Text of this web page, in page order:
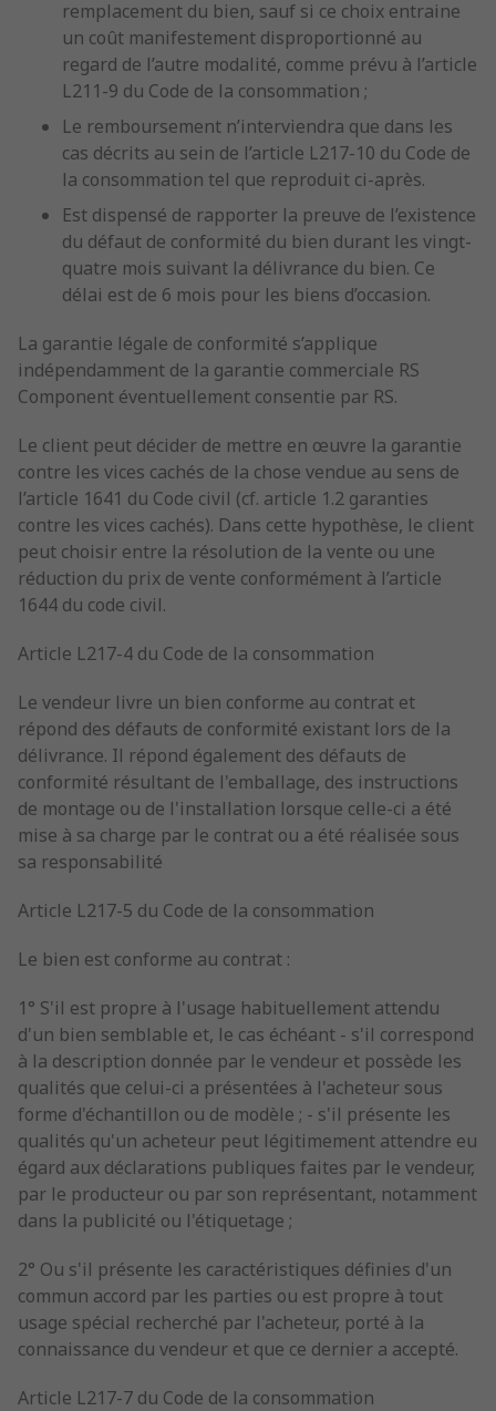
remplacement du bien, sauf si ce choix entraine
un coût manifestement disproportionné au
regard de l’autre modalité, comme prévu à l’article
L211-9 du Code de la consommation ;
Le remboursement n’interviendra que dans les
cas décrits au sein de l’article L217-10 du Code de
la consommation tel que reproduit ci-après.
Est dispensé de rapporter la preuve de l’existence
du défaut de conformité du bien durant les vingt-
quatre mois suivant la délivrance du bien. Ce
délai est de 6 mois pour les biens d’occasion.
La garantie légale de conformité s’applique
indépendamment de la garantie commerciale RS
Component éventuellement consentie par RS.
Le client peut décider de mettre en œuvre la garantie
contre les vices cachés de la chose vendue au sens de
l’article 1641 du Code civil (cf. article 1.2 garanties
contre les vices cachés). Dans cette hypothèse, le client
peut choisir entre la résolution de la vente ou une
réduction du prix de vente conformément à l’article
1644 du code civil.
Article L217-4 du Code de la consommation
Le vendeur livre un bien conforme au contrat et
répond des défauts de conformité existant lors de la
délivrance. Il répond également des défauts de
conformité résultant de l'emballage, des instructions
de montage ou de l'installation lorsque celle-ci a été
mise à sa charge par le contrat ou a été réalisée sous
sa responsabilité
Article L217-5 du Code de la consommation
Le bien est conforme au contrat :
1° S'il est propre à l'usage habituellement attendu
d'un bien semblable et, le cas échéant - s'il correspond
à la description donnée par le vendeur et possède les
qualités que celui-ci a présentées à l'acheteur sous
forme d'échantillon ou de modèle ; - s'il présente les
qualités qu'un acheteur peut légitimement attendre eu
égard aux déclarations publiques faites par le vendeur,
par le producteur ou par son représentant, notamment
dans la publicité ou l'étiquetage ;
2° Ou s'il présente les caractéristiques définies d'un
commun accord par les parties ou est propre à tout
usage spécial recherché par l'acheteur, porté à la
connaissance du vendeur et que ce dernier a accepté.
Article L217-7 du Code de la consommation